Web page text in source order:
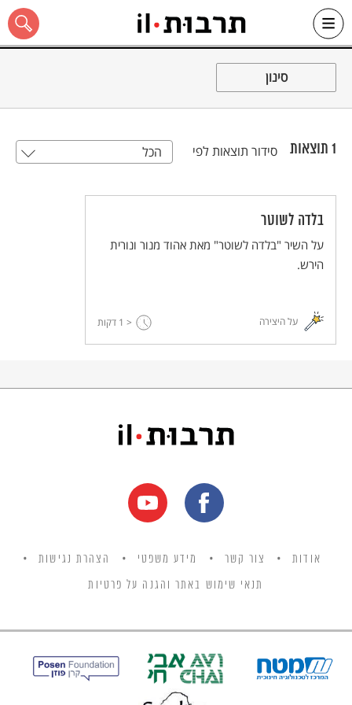
Skip
כל האתר
סינון
1 תוצאות סידור תוצאות לפי הכל
בלדה לשוטר
על השיר "בלדה לשוטר" מאת אהוד מנור ונורית
הירש.
על היצירה < 1 דקות
אודות צור קשר מידע משפטי הצהרת נגישות
תנאי שימוש באתר והגנה על פרטיות